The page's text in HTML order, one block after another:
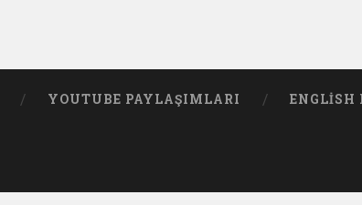
YOUTUBE PAYLAŞIMLARI ENGLISH